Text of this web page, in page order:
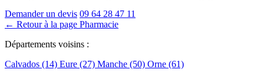
Demander un devis 09 64 28 47 11
← Retour à la page Pharmacie
Départements voisins :
Calvados (14) Eure (27) Manche (50) Orne (61)